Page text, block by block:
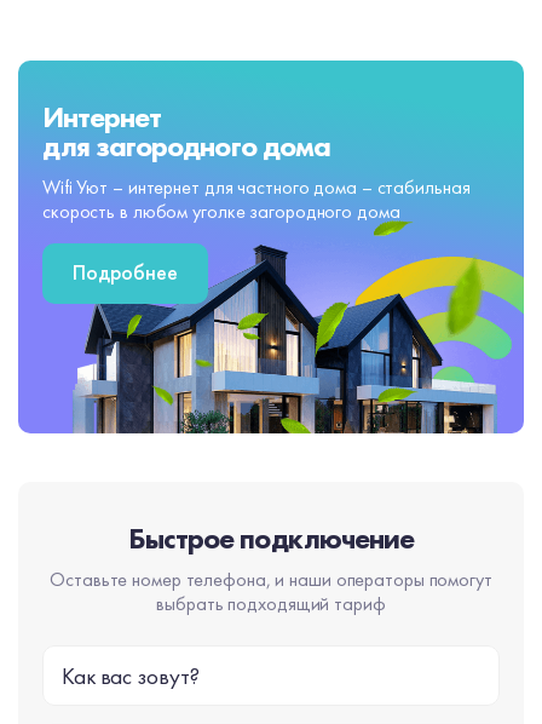
Интернет
для загородного дома
Wifi Уют – интернет для частного дома – стабильная
скорость в любом уголке загородного дома
Подробнее
Быстрое подключение
Оставьте номер телефона, и наши операторы помогут
выбрать подходящий тариф
Как вас зовут?